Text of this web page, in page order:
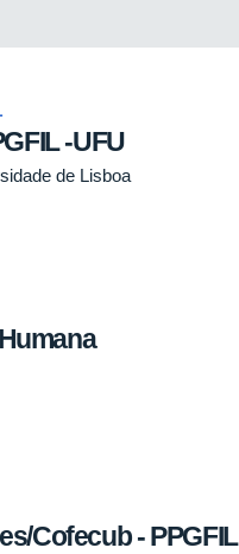
-UFU
de Lisboa
Cofecub - PPGFIL